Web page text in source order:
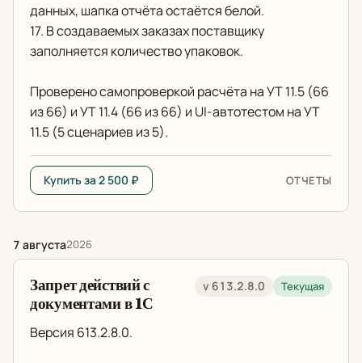
данных, шапка отчёта остаётся белой.
17. В создаваемых заказах поставщику
заполняется количество упаковок.
Проверено самопроверкой расчёта на УТ 11.5 (66
из 66) и УТ 11.4 (66 из 66) и UI-автотестом на УТ
11.5 (5 сценариев из 5).
Купить за 2 500 ₽ ОТЧЕТЫ
7 августа2026
Запрет действий с
документами в 1С
v 613.2.8.0 Текущая
Версия 613.2.8.0.